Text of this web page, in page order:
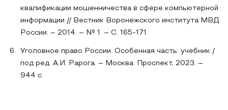
квалификации мошенничества в сфере компьютерной
информации // Вестник Воронежского института МВД
России. – 2014. – № 1. – С. 165-171.
Уголовное право России. Особенная часть: учебник /
под ред. А.И. Рарога. – Москва: Проспект, 2023. –
944 с.